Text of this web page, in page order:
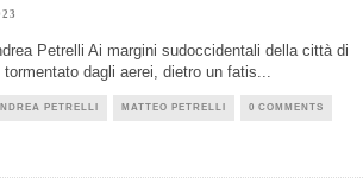
Petrelli Ai margini sudoccidentali della città di
dagli aerei, dietro un fatis...
PETRELLI MATTEO PETRELLI 0 COMMENTS